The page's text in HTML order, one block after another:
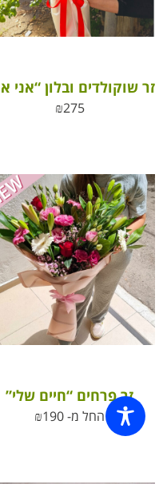
₪275
זר פרחים “חיים שלי”
החל מ- ₪190